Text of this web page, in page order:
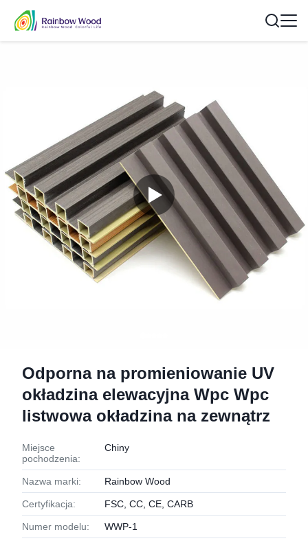
Odporna na promieniowanie UV
okładzina elewacyjna Wpc Wpc
listwowa okładzina na zewnątrz
Miejsce
pochodzenia:
Chiny
Nazwa marki: Rainbow Wood
Certyfikacja: FSC, CC, CE, CARB
Numer modelu: WWP-1